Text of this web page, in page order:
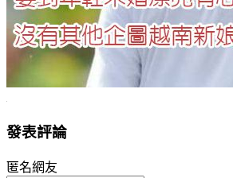
發表評論
匿名網友